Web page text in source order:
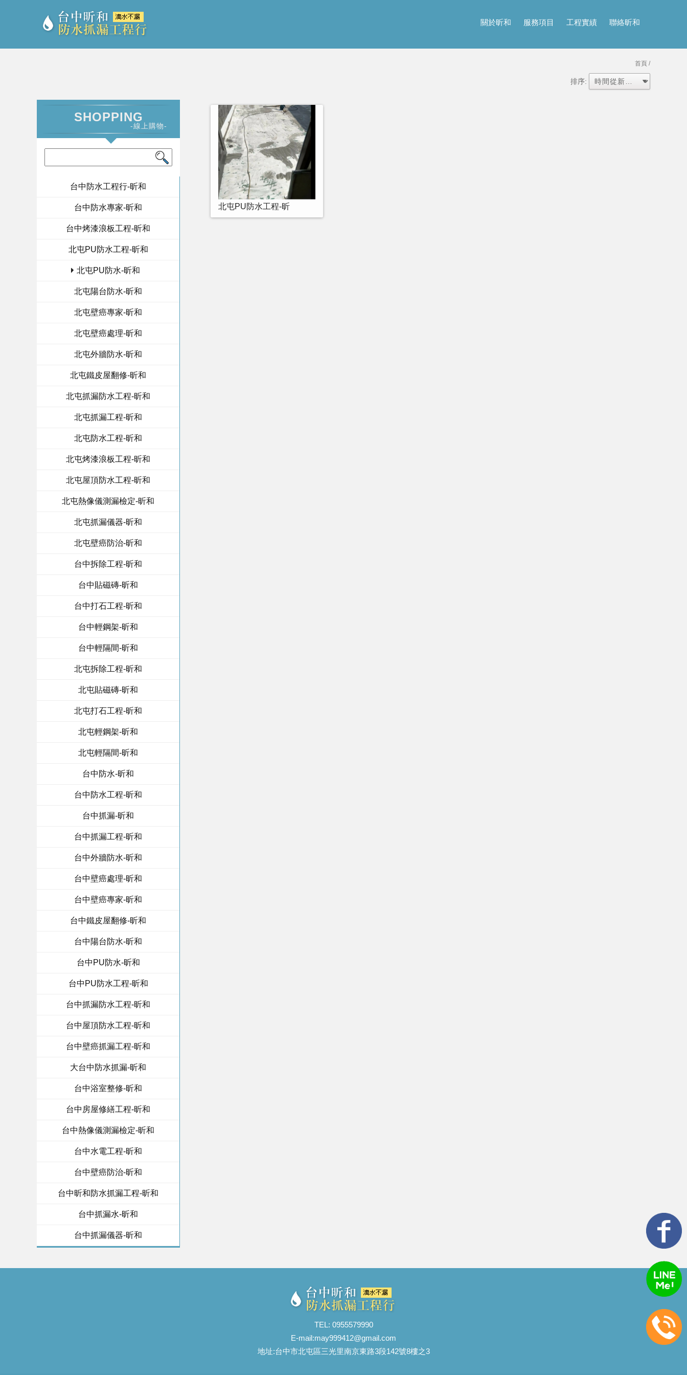
關於昕和 服務項目 工程實績 聯絡昕和
首頁 /
排序:
SHOPPING
-線上購物-
台中防水工程行-昕和
台中防水專家-昕和
台中烤漆浪板工程-昕和
北屯PU防水工程-昕和
北屯PU防水-昕和
北屯陽台防水-昕和
北屯壁癌專家-昕和
北屯壁癌處理-昕和
北屯外牆防水-昕和
北屯鐵皮屋翻修-昕和
北屯抓漏防水工程-昕和
北屯抓漏工程-昕和
北屯防水工程-昕和
北屯烤漆浪板工程-昕和
北屯屋頂防水工程-昕和
北屯熱像儀測漏檢定-昕和
北屯抓漏儀器-昕和
北屯壁癌防治-昕和
台中拆除工程-昕和
台中貼磁磚-昕和
台中打石工程-昕和
台中輕鋼架-昕和
台中輕隔間-昕和
北屯拆除工程-昕和
北屯貼磁磚-昕和
北屯打石工程-昕和
北屯輕鋼架-昕和
北屯輕隔間-昕和
台中防水-昕和
台中防水工程-昕和
台中抓漏-昕和
台中抓漏工程-昕和
台中外牆防水-昕和
台中壁癌處理-昕和
台中壁癌專家-昕和
台中鐵皮屋翻修-昕和
台中陽台防水-昕和
台中PU防水-昕和
台中PU防水工程-昕和
台中抓漏防水工程-昕和
台中屋頂防水工程-昕和
台中壁癌抓漏工程-昕和
大台中防水抓漏-昕和
台中浴室整修-昕和
台中房屋修繕工程-昕和
台中熱像儀測漏檢定-昕和
台中水電工程-昕和
台中壁癌防治-昕和
台中昕和防水抓漏工程-昕和
台中抓漏水-昕和
台中抓漏儀器-昕和
北屯PU防水工程-昕
TEL: 0955579990
E-mail:may999412@gmail.com
地址:台中市北屯區三光里南京東路3段142號8樓之3